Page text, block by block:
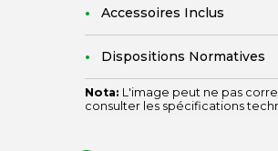
Accessoires Inclus
Dispositions Normatives
Nota: L'image peut ne pas
consulter les spécifications